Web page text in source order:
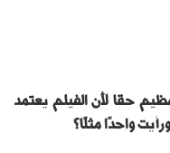
حقا لأن الفيلم يعتمد
واحدًا مثلًا؟